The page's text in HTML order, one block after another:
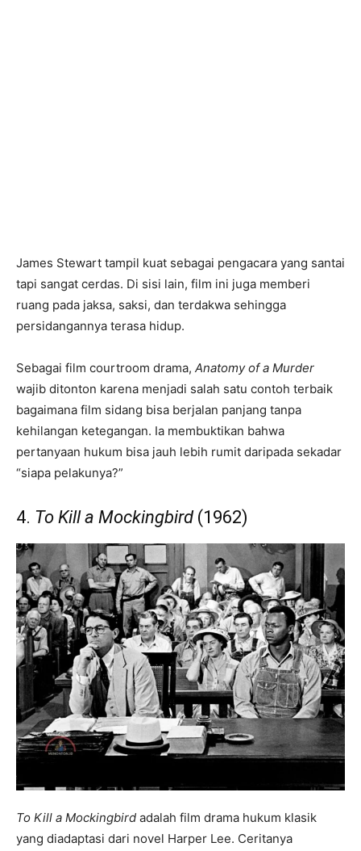
James Stewart tampil kuat sebagai pengacara yang santai
tapi sangat cerdas. Di sisi lain, film ini juga memberi
ruang pada jaksa, saksi, dan terdakwa sehingga
persidangannya terasa hidup.
Sebagai film courtroom drama, Anatomy of a Murder
wajib ditonton karena menjadi salah satu contoh terbaik
bagaimana film sidang bisa berjalan panjang tanpa
kehilangan ketegangan. Ia membuktikan bahwa
pertanyaan hukum bisa jauh lebih rumit daripada sekadar
“siapa pelakunya?”
4. To Kill a Mockingbird(1962)
To Kill a Mockingbird adalah film drama hukum klasik
yang diadaptasi dari novel Harper Lee. Ceritanya